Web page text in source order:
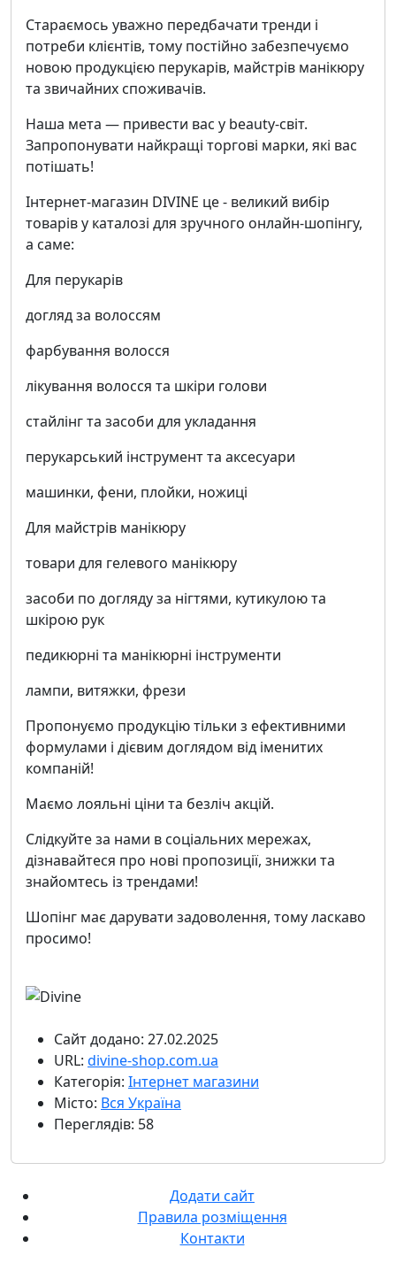
Стараємось уважно передбачати тренди і
потреби клієнтів, тому постійно забезпечуємо
новою продукцією перукарів, майстрів манікюру
та звичайних споживачів.
Наша мета — привести вас у beauty-світ.
Запропонувати найкращі торгові марки, які вас
потішать!
Інтернет-магазин DIVINE це - великий вибір
товарів у каталозі для зручного онлайн-шопінгу,
а саме:
Для перукарів
догляд за волоссям
фарбування волосся
лікування волосся та шкіри голови
стайлінг та засоби для укладання
перукарський інструмент та аксесуари
машинки, фени, плойки, ножиці
Для майстрів манікюру
товари для гелевого манікюру
засоби по догляду за нігтями, кутикулою та
шкірою рук
педикюрні та манікюрні інструменти
лампи, витяжки, фрези
Пропонуємо продукцію тільки з ефективними
формулами і дієвим доглядом від іменитих
компаній!
Маємо лояльні ціни та безліч акцій.
Слідкуйте за нами в соціальних мережах,
дізнавайтеся про нові пропозиції, знижки та
знайомтесь із трендами!
Шопінг має дарувати задоволення, тому ласкаво
просимо!
Сайт додано: 27.02.2025
URL: divine-shop.com.ua
Категорія: Інтернет магазини
Місто: Вся Україна
Переглядів: 58
Додати сайт
Правила розміщення
Контакти